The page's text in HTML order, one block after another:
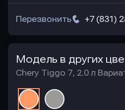
+7 (831)
Перезвонить
Модель в других
Chery Tiggo 7, 2.0 л